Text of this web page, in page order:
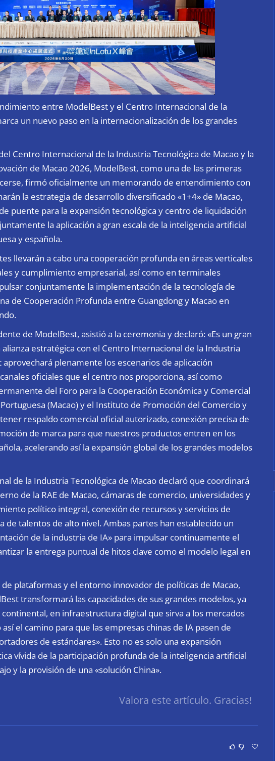
entre ModelBest y el Centro Internacional de la
un nuevo paso en la internacionalización de los grandes
Centro Internacional de la Industria Tecnológica de Macao y la
de Macao 2026, ModelBest, como una de las primeras
firmó oficialmente un memorando de entendimiento con
la estrategia de desarrollo diversificado «1+4» de Macao,
puente para la expansión tecnológica y centro de liquidación
la aplicación a gran escala de la inteligencia artificial
y española.
llevarán a cabo una cooperación profunda en áreas verticales
y cumplimiento empresarial, así como en terminales
conjuntamente la implementación de la tecnología de
de Cooperación Profunda entre Guangdong y Macao en
de ModelBest, asistió a la ceremonia y declaró: «Es un gran
estratégica con el Centro Internacional de la Industria
plenamente los escenarios de aplicación
oficiales que el centro nos proporciona, así como
del Foro para la Cooperación Económica y Comercial
(Macao) y el Instituto de Promoción del Comercio y
respaldo comercial oficial autorizado, conexión precisa de
de marca para que nuestros productos entren en los
acelerando así la expansión global de los grandes modelos
de la Industria Tecnológica de Macao declaró que coordinará
de la RAE de Macao, cámaras de comercio, universidades y
político integral, conexión de recursos y servicios de
de talentos de alto nivel. Ambas partes han establecido un
de la industria de IA» para impulsar continuamente el
la entrega puntual de hitos clave como el modelo legal en
plataformas y el entorno innovador de políticas de Macao,
transformará las capacidades de sus grandes modelos, ya
en infraestructura digital que sirva a los mercados
el camino para que las empresas chinas de IA pasen de
de estándares». Esto no es solo una expansión
vívida de la participación profunda de la inteligencia artificial
y la provisión de una «solución China».
Valora este artículo. Gracias!